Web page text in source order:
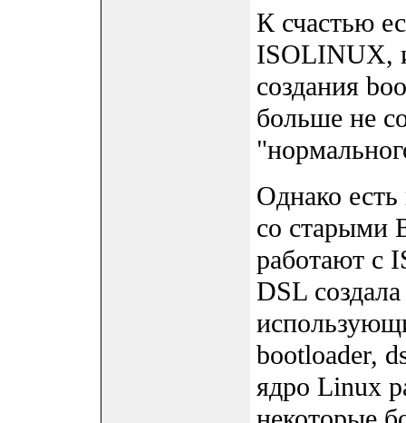
К счастью
ISOLINUX,
создания
больше не
Однако
со старыми
работают с
DSL
bootloader,
ядро Linux